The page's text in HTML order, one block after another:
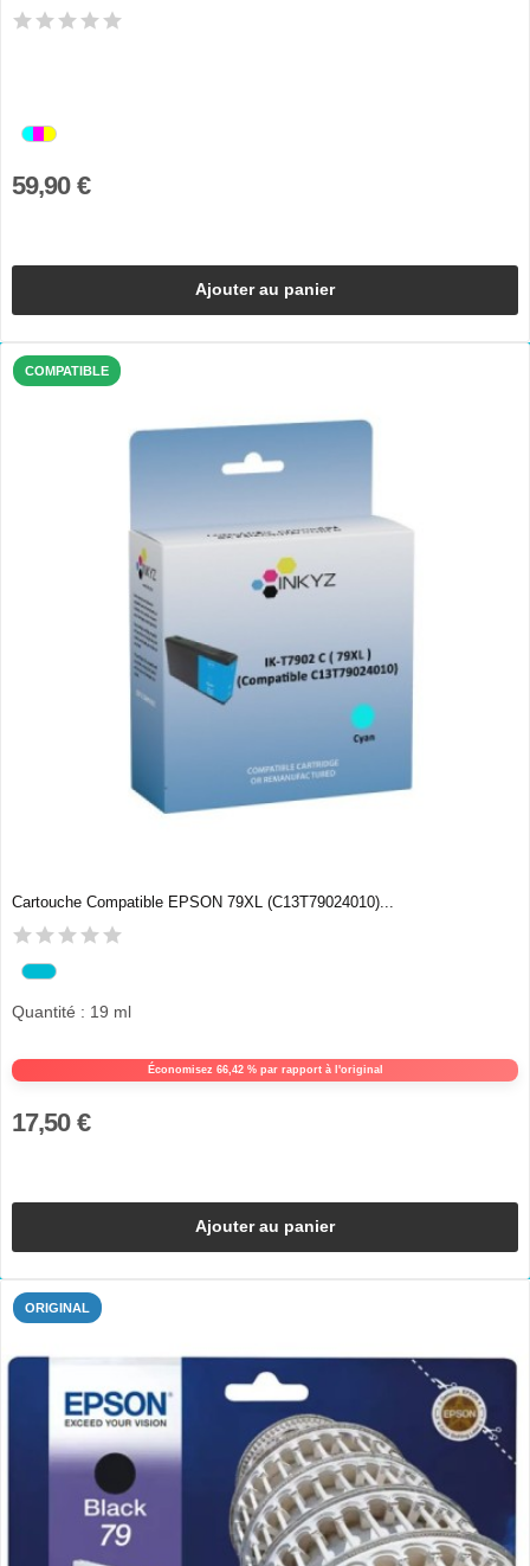
59,90 €
Ajouter au panier
COMPATIBLE
Cartouche Compatible EPSON 79XL (C13T79024010)...
Économisez 66,42 % par rapport à l'original
Quantité : 19 ml
17,50 €
Ajouter au panier
ORIGINAL